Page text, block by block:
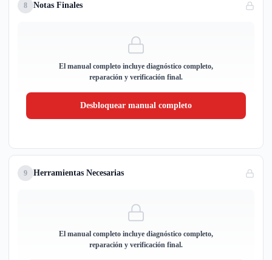
8 Notas Finales
El manual completo incluye diagnóstico completo,
reparación y verificación final.
Desbloquear manual completo
9 Herramientas Necesarias
El manual completo incluye diagnóstico completo,
reparación y verificación final.